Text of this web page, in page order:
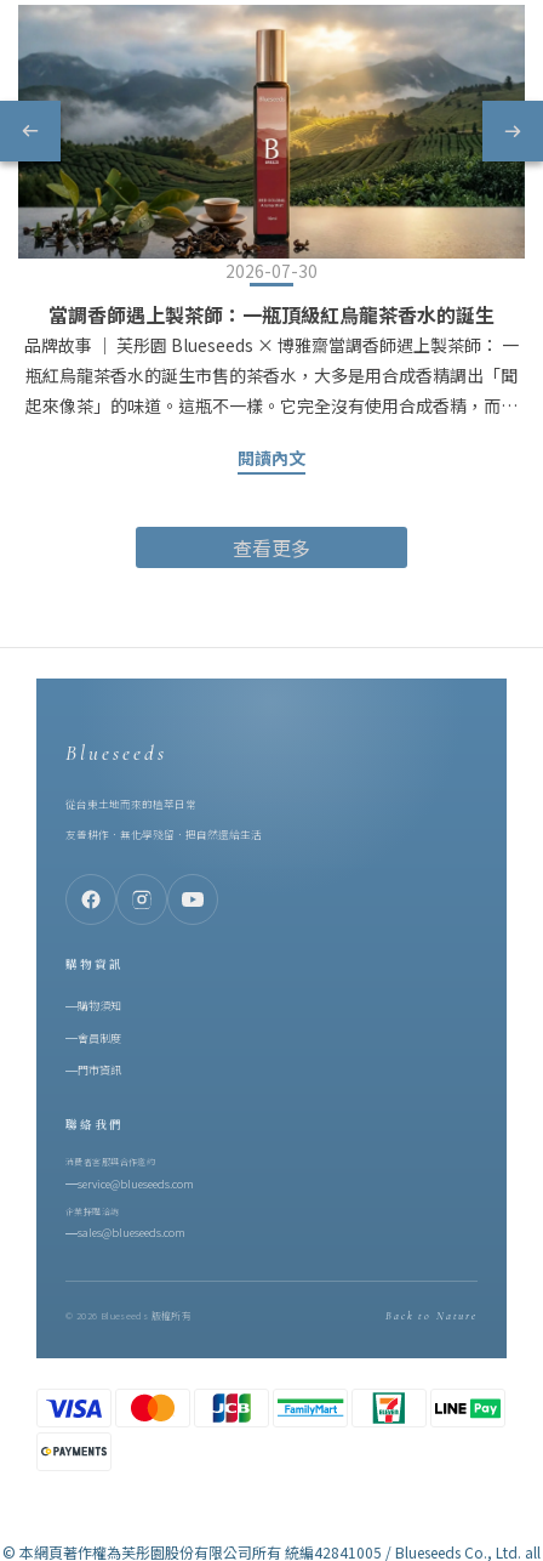
2026-07-30
當調香師遇上製茶師：一瓶頂級紅烏龍茶香水的誕生
品牌故事 ｜ 芙彤園 Blueseeds × 博雅齋當調香師遇上製茶師： 一
瓶紅烏龍茶香水的誕生市售的茶香水，大多是用合成香精調出「聞
起來像茶」的味道。這瓶不一樣。它完全沒有使用合成香精，而是
周章燒水泡茶，就能把醇厚的茶香帶在身邊。真正把台東鹿野那片
合作的起點，是同樣的堅持。芙彤園創辦人兼執行長詹茹惠
（Stephanie），科技業出身，卻在 2016 年轉身投入香草產業，遠
調香這件事教給了一誠 —— 她是一誠的啟蒙老師。而在同一片土地
上，博雅齋深耕紅烏龍近四十年。一個專注於香草種植與精油調
上。對土地的態度既然一致，剩下的就是把兩種手藝放在一起 ——
紅烏龍茶葉，製作成香水。一、為什麼是紅烏龍？先認識這支台灣
特色茶要理解這瓶紅烏龍茶香水，得先理解紅烏龍。紅烏龍是誕生
酵程度，再經中度焙火。因此它同時擁有兩種性格：烏龍的花香底
蘊，與紅茶般的醇厚甘甜。茶湯呈琥珀橙紅，像典藏過的白蘭地。
製的天然蜜香。這份蜜韻不是加工添加，而是茶樹與昆蟲、與整座
山共同協作的結果 —— 有蟲害的年份才有蜜香，蜜香因此稀少。這
正是後來香水裡那股甜的來源。二、製茶師的四十年：吳秋伶與博
是從嘉義嫁到台東的媳婦，卻一手把博雅齋種成鹿野最具代表性的
紅烏龍茶園。踏入茶界近四十年，她始終親力親為每一道焙茶工
序，並期許自己不只是茶農，而是一位讀懂茶與土地關係的「識茶
師」。博雅齋的茶園位在三面環山、一面環河之處，經年山嵐與朝
的標準嚴格到有些固執：在十六甲茶園裡逐批精挑分級，能入她眼
裡的頂級好茶，往往只有十分之一。每一泡茶在裝袋之前，她都會
烏龍連續七年榮獲比利時 iTQi 最高殊榮三星獎，並獲頒企業終身成
閱讀內文
查看更多
Blueseeds
從台東土地而來的植萃日常
友善耕作．無化學殘留．把自然還給生活
購物資訊
購物須知
會員制度
門市資訊
聯絡我們
消費者客服與合作邀約
service@blueseeds.com
企業採購洽詢
sales@blueseeds.com
© 2026 Blueseeds 版權所有 Back to Nature
© 本網頁著作權為芙彤園股份有限公司所有 統編42841005 / Blueseeds Co., Ltd. all